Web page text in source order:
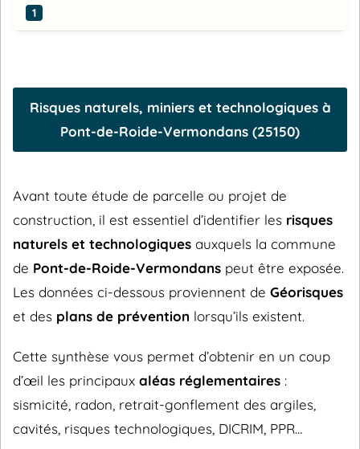
1
Risques naturels, miniers et technologiques à
Pont-de-Roide-Vermondans (25150)
Avant toute étude de parcelle ou projet de
construction, il est essentiel d’identifier les risques
naturels et technologiques auxquels la commune
de Pont-de-Roide-Vermondans peut être exposée.
Les données ci-dessous proviennent de Géorisques
et des plans de prévention lorsqu’ils existent.
Cette synthèse vous permet d’obtenir en un coup
d’œil les principaux aléas réglementaires :
sismicité, radon, retrait-gonflement des argiles,
cavités, risques technologiques, DICRIM, PPR…